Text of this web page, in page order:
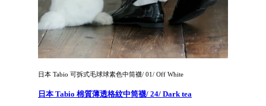
日本 Tabio 可拆式毛球球素色中筒襪/ 01/ Off White
日本 Tabio 棉質薄透格紋中筒襪/ 24/ Dark tea